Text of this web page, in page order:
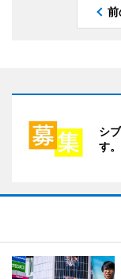
前
シ
す